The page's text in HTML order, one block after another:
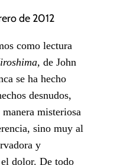
de 2012
como lectura
de John
se ha hecho
desnudos,
misteriosa
sino muy al
y
dolor. De todo